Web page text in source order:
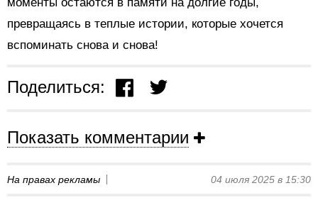
превращаясь в теплые истории, которые хочется
вспоминать снова и снова!
Поделиться:
Показать комментарии
На правах рекламы 04 июля 2025 в 15:30